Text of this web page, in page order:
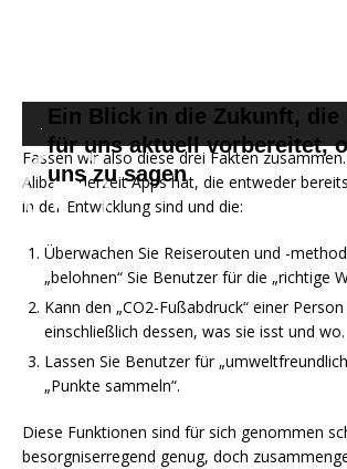
. Ein Blick in die Zukunft, die
für uns aktuell vorbereitet,
uns zu sagen
Fassen wir also diese drei Fakten
Alibaba derzeit Apps hat, die entweder
in der Entwicklung sind und die:
Überwachen Sie Reiserouten und -
„belohnen“ Sie Benutzer für die „richtige
Kann den „CO2-Fußabdruck“ einer
einschließlich dessen, was sie isst und wo.
Lassen Sie Benutzer für
„Punkte sammeln“.
Diese Funktionen sind für sich genommen
besorgniserregend genug, doch